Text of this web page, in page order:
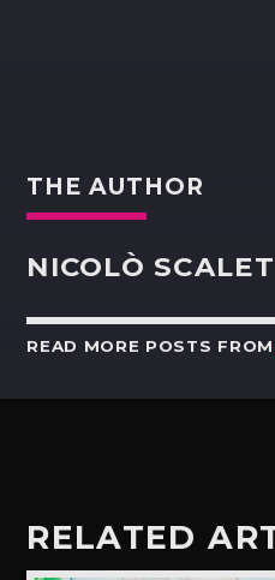
THE AUTHOR
NICOLÒ
READ MORE POSTS FROM
RELATED